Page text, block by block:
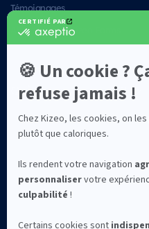
Témoignages
Alternatives à Kizeo Forms
Qui sommes-nous ?
©2026 Kizeo Forms
Mentions légales
Confidentialité